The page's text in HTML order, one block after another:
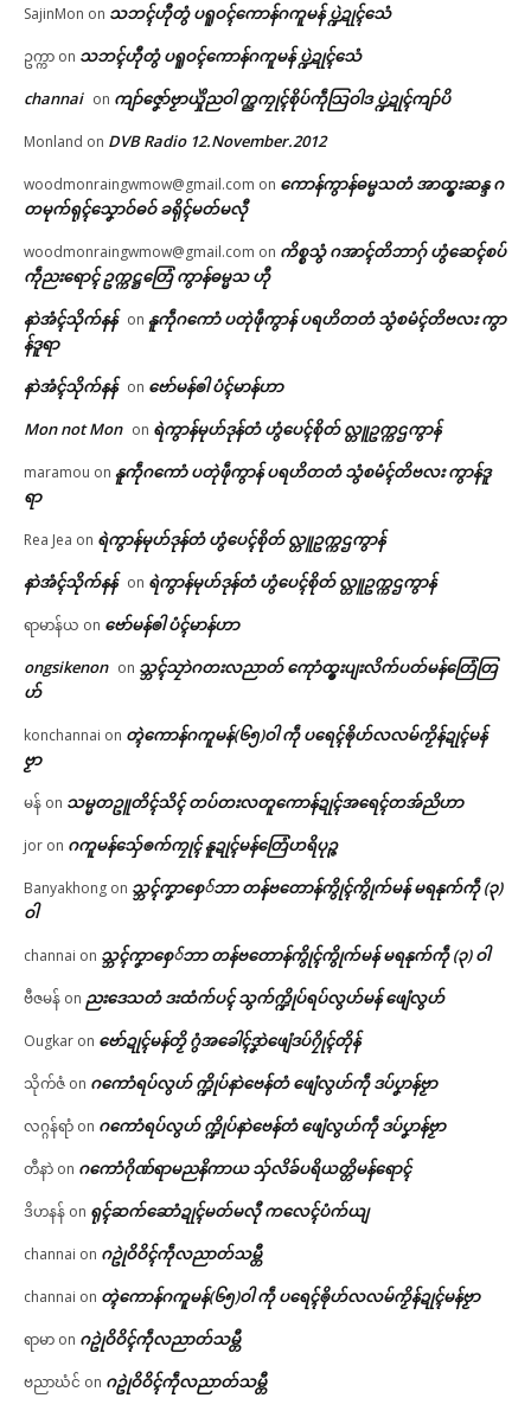
ဌာန်ပရိုၚ်ဗၠးၜးမန်
ရုဲစှ်
ပရိုၚ်လက္ကရဴအိုတ်
🏛 လညာတ်ပါ်ပဲါ
ဗွဳဒဳယဵု
ကေတ်အဆက်
Related
ကၟုဲလ္ၚောဝ်ကျာ်ဣသိယဵု က္လေၚ်
ဂၠိုၚ်ကၠုၚ်
May 6, 2026
In "ပရိုၚ်"
သွက်ဂွံက္လေင်ကဵုဍုင်ကျာ်ပိဂှ် ဒပ်
ပၞာန်ဗၟာ အာတ်မိက်ဒၟံင်ဂကောံရပ်
လွဟ်ကရေင်တံ ဂွံၜါဝါ
June 19, 2026
In "ပရိုၚ်"
ပ္ဍဲပွိုၚ်ဍုၚ်ကျာ်မြဟ် ဝိုၚ်ဝေၚ်ဇျှၚ်
လံၚ်သြန် ဒေံါဇူလဝ်ဂမၠိုၚ်ဂှ် က္
April 6, 2026
In "ပရိုၚ်"
SajinMon on သဘၚ်ဟီုတွံ ပရူဝၚ်ကောန်ဂကူမန် ပ္ဍဲဍုၚ်သေံ
ဥက္ကာ on သဘၚ်ဟီုတွံ ပရူဝၚ်ကောန်ဂကူမန် ပ္ဍဲဍုၚ်သေံ
channai on ကျာ်ဇၞော်ဗၟာယှိုဲညဝါ က္ညကၠုၚ်စိုပ်ကဵုသြဝါဒ ပ္ဍဲဍုၚ်ကျာ်ပိ
Monland on DVB Radio 12.November.2012
woodmonraingwmow@gmail.com on ကောန်ကွာန်ဓမ္မသတံ အာထ္ၜးဆန္ဒ ဂ
တမုက်ရုၚ်သၞောဝ်ဓဝ် ခရိုၚ်မတ်မလီု
woodmonraingwmow@gmail.com on ကိစ္စသွံ ဂအာၚ်တိဘာဂှ် ဟွံဆေၚ်စပ်
ကဵုညးရောၚ် ဥက္ကဋ္ဌတြေံ ကွာန်ဓမ္မသ ဟီု
နာဲအံၚ်သိုက်နန် on နူကဵုဂကောံ ပတုဲဖဵုကွာန် ပရဟိတတံ သွံစမံၚ်တိဗလး ကွာ
န်ဒူရာ
နာဲအံၚ်သိုက်နန် on ဗော်မန်ၜါ ပံၚ်မာန်ဟာ
Mon not Mon on ရဲကွာန်မုဟ်ဒုန်တံ ဟွံပေၚ်စိုတ် လ္တူဥက္ကဌကွာန်
maramou on နူကဵုဂကောံ ပတုဲဖဵုကွာန် ပရဟိတတံ သွံစမံၚ်တိဗလး ကွာန်ဒူ
ရာ
Rea Jea on ရဲကွာန်မုဟ်ဒုန်တံ ဟွံပေၚ်စိုတ် လ္တူဥက္ကဌကွာန်
နာဲအံၚ်သိုက်နန် on ရဲကွာန်မုဟ်ဒုန်တံ ဟွံပေၚ်စိုတ် လ္တူဥက္ကဌကွာန်
ရာမာန်ယ on ဗော်မန်ၜါ ပံၚ်မာန်ဟာ
ongsikenon on သ္ဘၚ်သၠာဲဂတးလညာတ် ကေုာံထ္ၜးပျးလိက်ပတ်မန်တြေံတြ
ဟ်
konchannai on တ္ၚဲကောန်ဂကူမန်(၆၅)ဝါ ကဵု ပရေၚ်ၜိုဟ်လလမ်ကၟိန်ဍုၚ်မန်
ဗၟာ
မန် on သမ္မတဥူတိၚ်သိၚ် တပ်တးလတူကောန်ဍုၚ်အရေၚ်တအ်ညိဟာ
jor on ဂကူမန်​သှ်ေၜက်ကၠုၚ် နူဍုၚ်မန်တြေံဟရိပုဉ္ဇ
Banyakhong on သ္ဘၚ်ကၞာစှေ်ဘာ တန်ဗတောန်ကွိုၚ်ကွိုက်မန် မရနုက်ကဵု (၃)
ဝါ
channai on သ္ဘၚ်ကၞာစှေ်ဘာ တန်ဗတောန်ကွိုၚ်ကွိုက်မန် မရနုက်ကဵု (၃) ဝါ
ဗီဇမန် on ညးဒေသတံ ဒးထံက်ပၚ် သွက်က္ဍိုပ်ရပ်လွဟ်မန် ဖျေံလွဟ်
Ougkar on ဗော်ဍုၚ်မန်တၟိ ဂွံအခေါၚ်ဒၞာဲဖျေံဒပ်ဂၠိုၚ်တိုန်
သိုက်ဇံ on ဂကောံရပ်လွဟ် က္ဍိုပ်နာဲဗေန်တံ ဖျေံလွဟ်ကဵု ဒပ်ပၞာန်ဗၟာ
လဂ္ဂန်ရာံ on ဂကောံရပ်လွဟ် က္ဍိုပ်နာဲဗေန်တံ ဖျေံလွဟ်ကဵု ဒပ်ပၞာန်ဗၟာ
တီနာဲ on ဂကောံဂိုဏ်ရာမညနိကာယ သှ်လိခ်ပရိယတ္တိမန်ရောၚ်
ဒိဟနန် on ရုၚ်ဆက်ဆောံဍုၚ်မတ်မလီု ကလေၚ်ပံက်ယျ
channai on ဂဥုဲဝိဝိၚ်ကဵုလညာတ်သမ္တီ
channai on တ္ၚဲကောန်ဂကူမန်(၆၅)ဝါ ကဵု ပရေၚ်ၜိုဟ်လလမ်ကၟိန်ဍုၚ်မန်ဗၟာ
ရာမာ on ဂဥုဲဝိဝိၚ်ကဵုလညာတ်သမ္တီ
ဗညာဃံင် on ဂဥုဲဝိဝိၚ်ကဵုလညာတ်သမ္တီ